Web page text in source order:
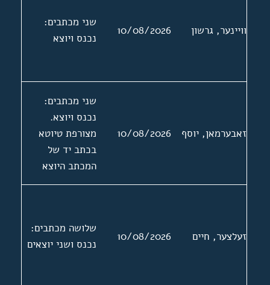
וויינער, גרשון 10/08/2026
שני מכתבים:
נכנס ויוצא
זאבערמאן, יוסף 10/08/2026
שני מכתבים:
נכנס ויוצא.
מצורפת טיוטא
בכתב יד של
המכתב היוצא
זעלצער, חיים 10/08/2026
שלושה מכתבים:
נכנס ושני יוצאים